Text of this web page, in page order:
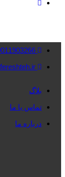
بلاگ
تماس با ما
درباره ما